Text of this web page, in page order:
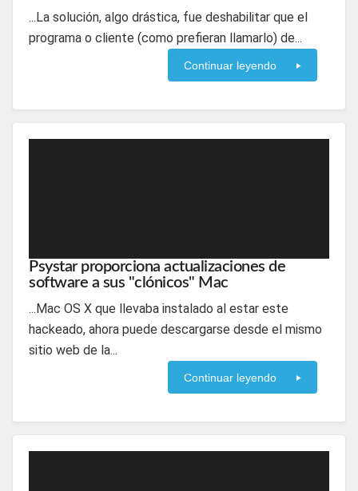
...La solución, algo drástica, fue deshabilitar que el
programa o cliente (como prefieran llamarlo) de...
Continuar leyendo
Psystar proporciona actualizaciones de
software a sus "clónicos" Mac
...Mac OS X que llevaba instalado al estar este
hackeado, ahora puede descargarse desde el mismo
sitio web de la...
Continuar leyendo